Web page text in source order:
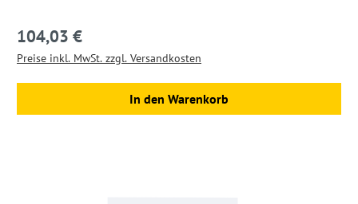
Regulärer Preis:
104,03 €
Preise inkl. MwSt. zzgl. Versandkosten
In den Warenkorb